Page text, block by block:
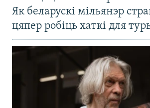
Як беларускі мільянэр
цяпер робіць хаткі для